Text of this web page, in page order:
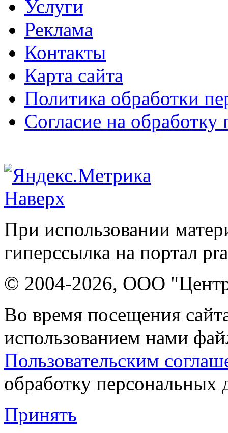
Услуги
Реклама
Контакты
Карта сайта
Политика обработки
Согласие на
Наверх
При использовании
гиперссылка на портал
© 2004-2026, ООО "Центр
Во время посещения
использованием нами
Пользовательским
обработку персональных
Принять